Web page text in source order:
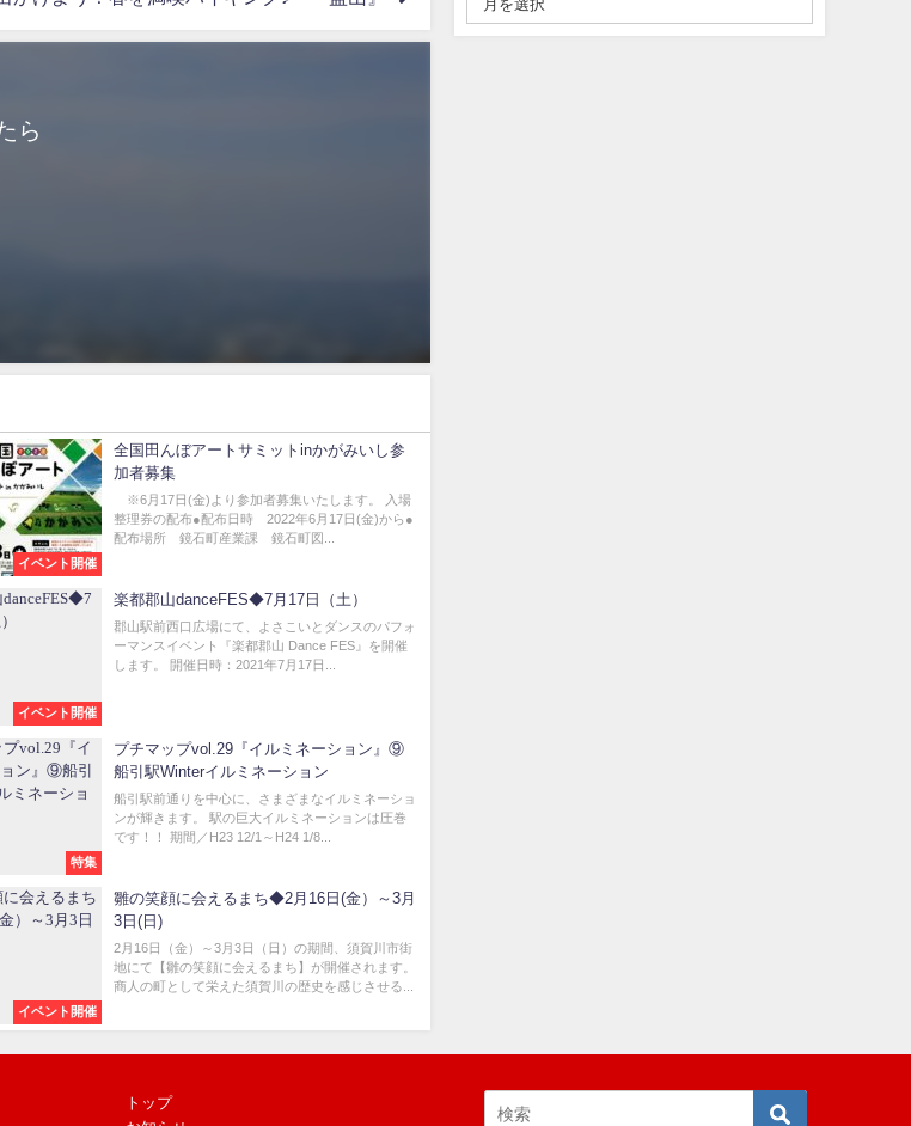
ら
イベント開催
全国田んぼアートサミットinかがみいし参
加者募集
※6月17日(金)より参加者募集いたします。 入場
整理券の配布●配布日時 2022年6月17日(金)から●
配布場所 鏡石町産業課 鏡石町図...
イベント開催
楽都郡山danceFES◆7月17日（土）
郡山駅前西口広場にて、よさこいとダンスのパフォ
ーマンスイベント『楽都郡山 Dance FES』を開催
します。 開催日時：2021年7月17日...
特集
プチマップvol.29『イルミネーション』⑨
船引駅Winterイルミネーション
船引駅前通りを中心に、さまざまなイルミネーショ
ンが輝きます。 駅の巨大イルミネーションは圧巻
です！！ 期間／H23 12/1～H24 1/8...
イベント開催
雛の笑顔に会えるまち◆2月16日(金）～3月
3日(日)
2月16日（金）～3月3日（日）の期間、須賀川市街
地にて【雛の笑顔に会えるまち】が開催されます。
商人の町として栄えた須賀川の歴史を感じさせる...
トップ